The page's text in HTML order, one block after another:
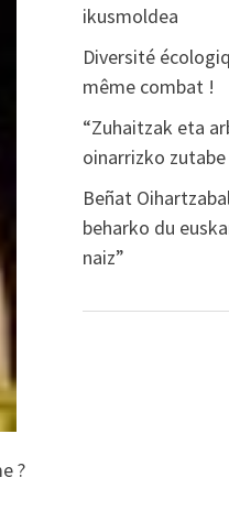
?
ikusmoldea
Diversité
même combat !
“Zuhaitzak eta
oinarrizko zutabe
Beñat
beharko du
naiz”